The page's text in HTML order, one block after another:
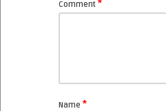
Comment *
Name *